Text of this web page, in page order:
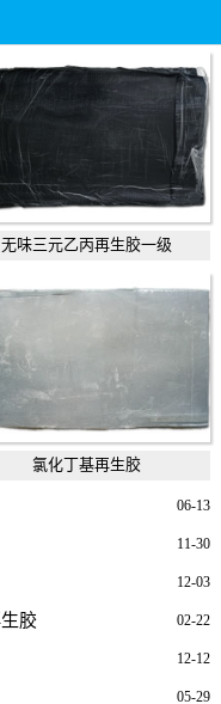
无味三元乙丙再生胶一级
氯化丁基再生胶
06-13
11-30
12-03
02-22
胶
12-12
05-29